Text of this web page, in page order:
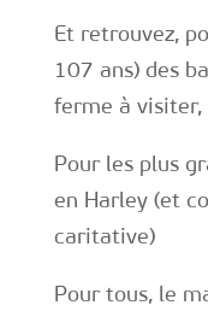
Et retrouvez,
107 ans) des
ferme à
Pour les plus
en Harley (et
caritative)
Pour tous, le